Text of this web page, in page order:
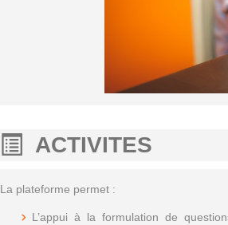
ACTIVITES
La plateforme permet :
L’appui à la formulation de